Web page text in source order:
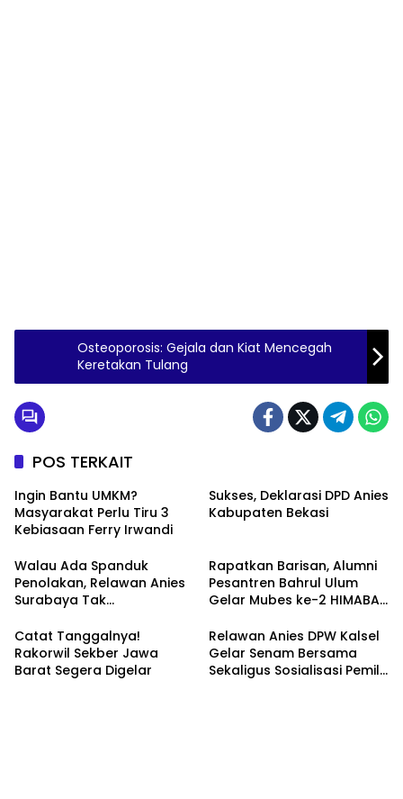
Osteoporosis: Gejala dan Kiat Mencegah
Keretakan Tulang
POS TERKAIT
Ingin Bantu UMKM?
Masyarakat Perlu Tiru 3
Kebiasaan Ferry Irwandi
Sukses, Deklarasi DPD Anies
Kabupaten Bekasi
Walau Ada Spanduk
Penolakan, Relawan Anies
Surabaya Tak
Rapatkan Barisan, Alumni
Pesantren Bahrul Ulum
Gelar Mubes ke-2 HIMABAS
Semarang
Catat Tanggalnya!
Rakorwil Sekber Jawa
Barat Segera Digelar
Relawan Anies DPW Kalsel
Gelar Senam Bersama
Sekaligus Sosialisasi Pemilu